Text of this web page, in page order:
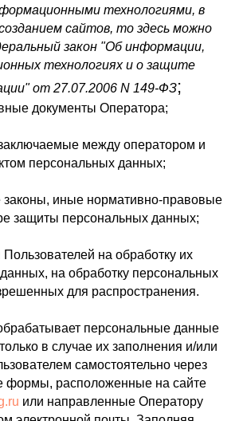
технологиями, в
сайтов, то здесь можно
закон "Об информации,
технологиях и о защите
от 27.07.2006 N 149-ФЗ;
документы Оператора;
между оператором и
персональных данных;
иные нормативно-правовые
защиты персональных данных;
Пользователей на обработку их
на обработку персональных
для распространения.
персональные данные
в случае их заполнения и/или
самостоятельно через
формы, расположенные на сайте
или направленные Оператору